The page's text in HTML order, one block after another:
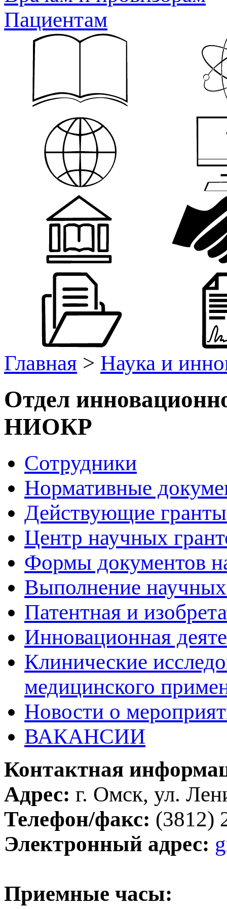
Пациентам
Главная > Наука и
Отдел
НИОКР
Сотрудники
Нормативные
Действующие
Центр научных
Формы документов
Выполнение
Патентная и
Инновационная
Клинические
медицинского
Новости о
ВАКАНСИИ
Контактная
Адрес: г. Омск, ул.
Телефон/факс: (3812)
Электронный адрес:
Приемные часы: